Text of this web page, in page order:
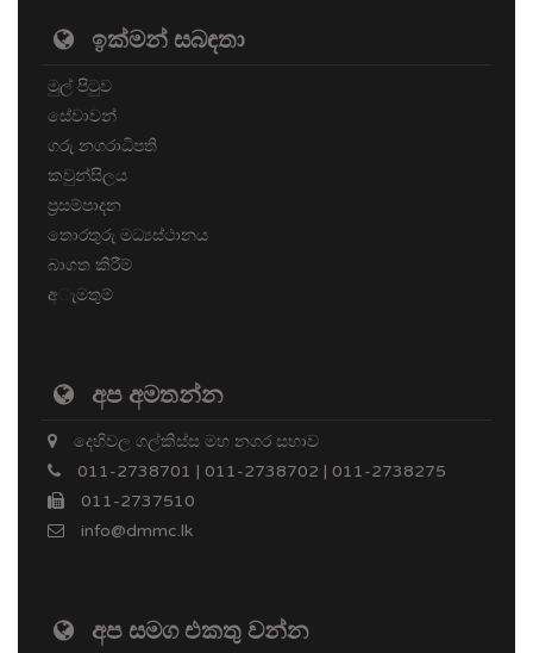
ඉක්මන් සබඳතා
මුල් පිටුව
සේවාවන්
ගරු නගරාධිපති
කවුන්සිලය
ප්‍රසම්පාදන
තොරතුරු මධ්‍යස්ථානය
බාගත කිරීම්
අැමතුම්
අප අමතන්න
දෙහිවල ගල්කිස්ස මහ නගර සභාව
011-2738701 | 011-2738702 | 011-2738275
011-2737510
info@dmmc.lk
අප සමග එකතු වන්න